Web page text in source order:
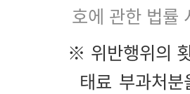
호에 관한 법률
※ 위반행위의
태료 부과처